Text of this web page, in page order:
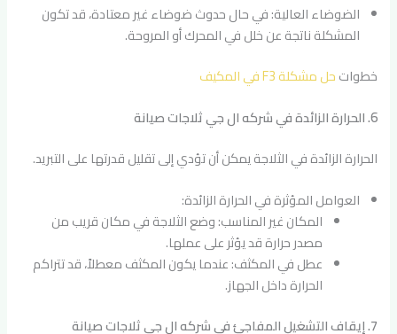
الضوضاء العالية: في حال حدوث ضوضاء غير معتادة، قد تكون
المشكلة ناتجة عن خلل في المحرك أو المروحة.
خطواتحل مشكلة F3 في المكيف
6. الحرارة الزائدة في شركه ال جي ثلاجات صيانة
الحرارة الزائدة في الثلاجة يمكن أن تؤدي إلى تقليل قدرتها على التبريد.
العوامل المؤثرة في الحرارة الزائدة:
المكان غير المناسب: وضع الثلاجة في مكان قريب من
مصدر حرارة قد يؤثر على عملها.
عطل في المكثف: عندما يكون المكثف معطلاً، قد تتراكم
الحرارة داخل الجهاز.
7. إيقاف التشغيل المفاجئ في شركه ال جي ثلاجات صيانة